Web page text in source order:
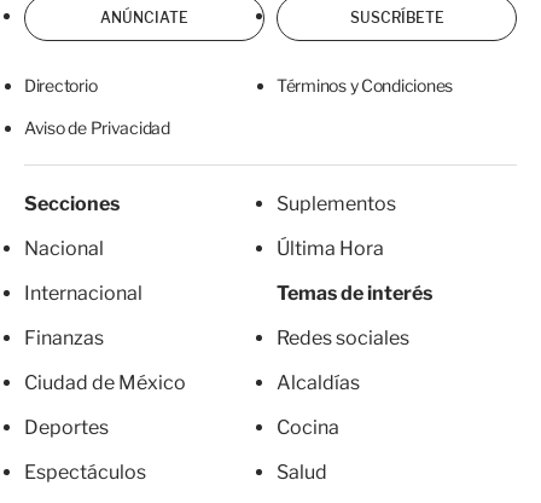
ANÚNCIATE SUSCRÍBETE
Directorio Términos y Condiciones
Aviso de Privacidad
Secciones
Nacional
Internacional
Finanzas
Ciudad de México
Deportes
Espectáculos
Suplementos
Última Hora
Temas de interés
Redes sociales
Alcaldías
Cocina
Salud